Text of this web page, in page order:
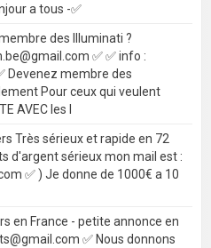
a tous -✅
des Illuminati ?
✅ ✅ info :
Devenez membre des
Pour ceux qui veulent
AVEC les I
Très sérieux et rapide en 72
d'argent sérieux mon mail est :
✅ ) Je donne de 1000€ a 10
en France - petite annonce en
✅ Nous donnons